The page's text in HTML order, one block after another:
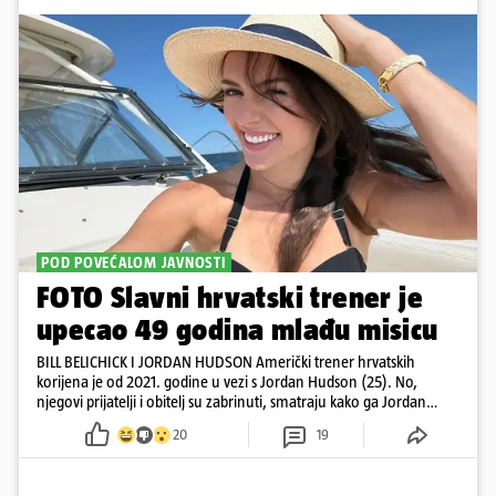
POD POVEĆALOM JAVNOSTI
FOTO Slavni hrvatski trener je
upecao 49 godina mlađu misicu
BILL BELICHICK I JORDAN HUDSON Američki trener hrvatskih
korijena je od 2021. godine u vezi s Jordan Hudson (25). No,
njegovi prijatelji i obitelj su zabrinuti, smatraju kako ga Jordan
kontrolira
20 19